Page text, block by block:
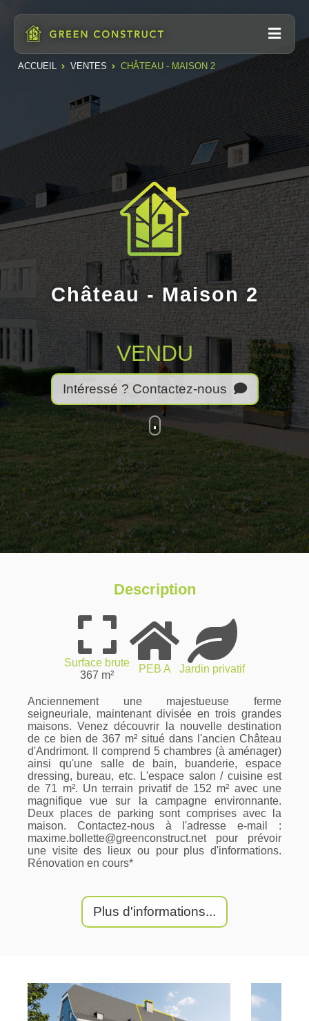
ACCUEIL VENTES CHÂTEAU - MAISON 2
Château - Maison 2
VENDU
Intéressé ? Contactez-nous
Description
Surface brute
367 m²
PEB A Jardin privatif
Anciennement une majestueuse ferme
seigneuriale, maintenant divisée en trois grandes
maisons. Venez découvrir la nouvelle destination
de ce bien de 367 m² situé dans l'ancien Château
d'Andrimont. Il comprend 5 chambres (à aménager)
ainsi qu'une salle de bain, buanderie, espace
dressing, bureau, etc. L'espace salon / cuisine est
de 71 m². Un terrain privatif de 152 m² avec une
magnifique vue sur la campagne environnante.
Deux places de parking sont comprises avec la
maison. Contactez-nous à l'adresse e-mail :
maxime.bollette@greenconstruct.net pour prévoir
une visite des lieux ou pour plus d'informations.
Rénovation en cours*
Plus d'informations...